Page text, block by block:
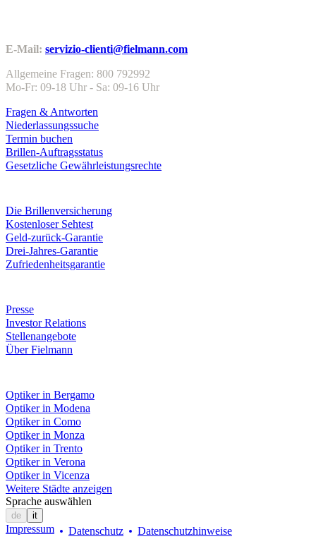
E-Mail: servizio-clienti@fielmann.com
Allgemeine Fragen: 800 792992
Mo-Fr: 09-18 Uhr - Sa: 09-16 Uhr
Fragen & Antworten
Niederlassungssuche
Termin buchen
Brillen-Auftragsstatus
Gesetzliche Gewährleistungsrechte
Die Brillenversicherung
Kostenloser Sehtest
Geld-zurück-Garantie
Drei-Jahres-Garantie
Zufriedenheitsgarantie
Presse
Investor Relations
Stellenangebote
Über Fielmann
Optiker in Bergamo
Optiker in Modena
Optiker in Como
Optiker in Monza
Optiker in Trento
Optiker in Verona
Optiker in Vicenza
Weitere Städte anzeigen
Sprache auswählen
de it
Impressum Datenschutz Datenschutzhinweise